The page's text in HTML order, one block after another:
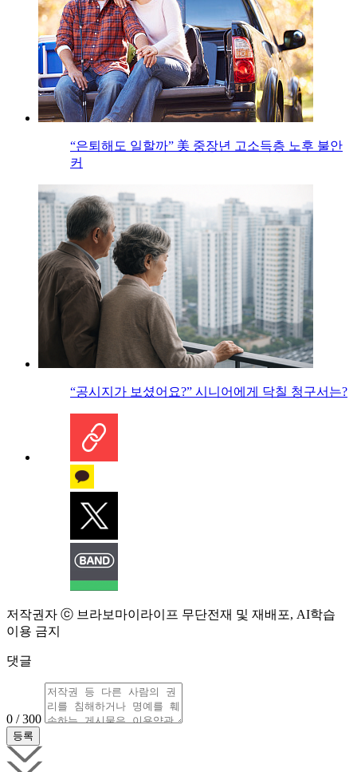
“은퇴해도 일할까” 美 중장년 고소득층 노후 불안
커
“공시지가 보셨어요?” 시니어에게 닥칠 청구서는?
저작권자 ⓒ 브라보마이라이프 무단전재 및 재배포, AI학습
이용 금지
댓글
0 / 300